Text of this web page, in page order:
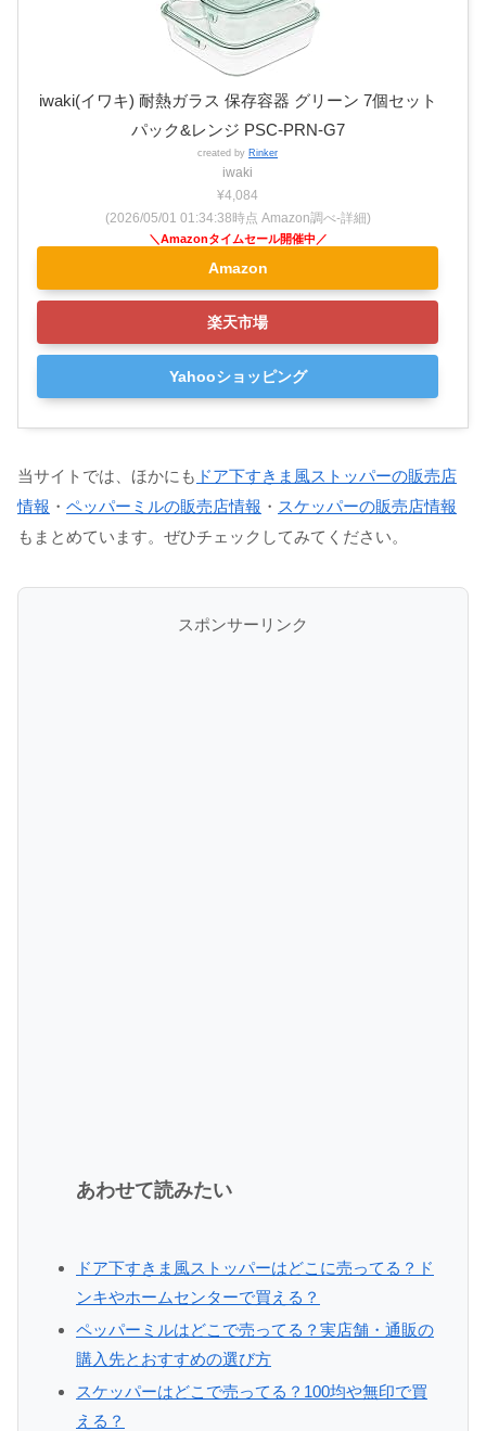
iwaki(イワキ) 耐熱ガラス 保存容器 グリーン 7個セット
パック&レンジ PSC-PRN-G7
created by Rinker
iwaki
¥4,084
(2026/05/01 01:34:38時点 Amazon調べ-詳細)
Amazon
楽天市場
Yahooショッピング
当サイトでは、ほかにも ドア下すきま風ストッパーの販売店
情報 ・ ペッパーミルの販売店情報 ・ スケッパーの販売店情報
もまとめています。ぜひチェックしてみてください。
スポンサーリンク
あわせて読みたい
ドア下すきま風ストッパーはどこに売ってる？ド
ンキやホームセンターで買える？
ペッパーミルはどこで売ってる？実店舗・通販の
購入先とおすすめの選び方
スケッパーはどこで売ってる？100均や無印で買
える？